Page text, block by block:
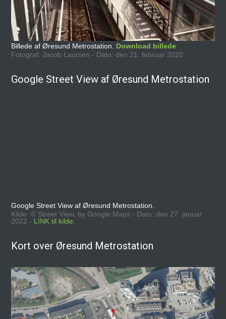
Billede af Øresund Metrostation. Download billede
Fotograf: Jacob Laursen - Dato: den 21. februar 2020
Google Street View af Øresund Metrostation
Google Street View af Øresund Metrostation.
Kilde: © Street View, by Google Maps - Dato: den 27. januar
2022 - LINK til kilde.
Kort over Øresund Metrostation